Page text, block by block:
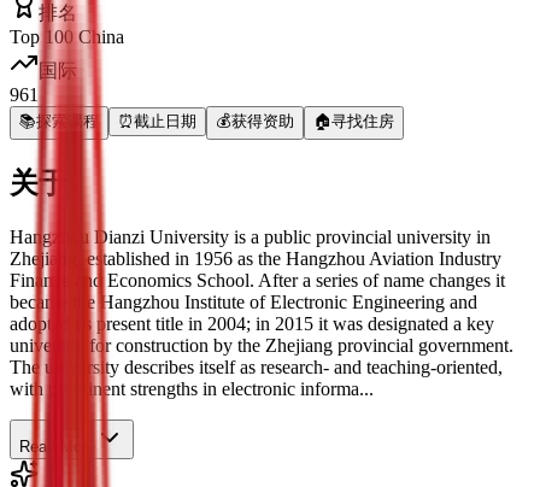
排名
Top 100 China
国际
961
📚探索课程 ⏰截止日期 💰获得资助 🏠寻找住房
关于
Hangzhou Dianzi University is a public provincial university in
Zhejiang, established in 1956 as the Hangzhou Aviation Industry
Finance and Economics School. After a series of name changes it
became the Hangzhou Institute of Electronic Engineering and
adopted its present title in 2004; in 2015 it was designated a key
university for construction by the Zhejiang provincial government.
The university describes itself as research- and teaching-oriented,
with prominent strengths in electronic informa...
Read More